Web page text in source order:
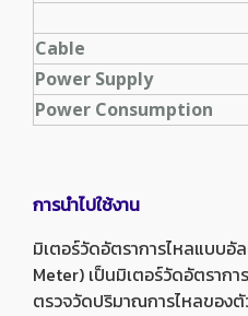
Transducer:
Cable
Twisted
Power Supply
Power Consumption
การนำไปใช้งาน
มิเตอร์วัดอัตราการไหลแบบ
Meter) เป็นมิเตอร์วัดอัตราก
ตรวจวัดปริมาณการไหลของ